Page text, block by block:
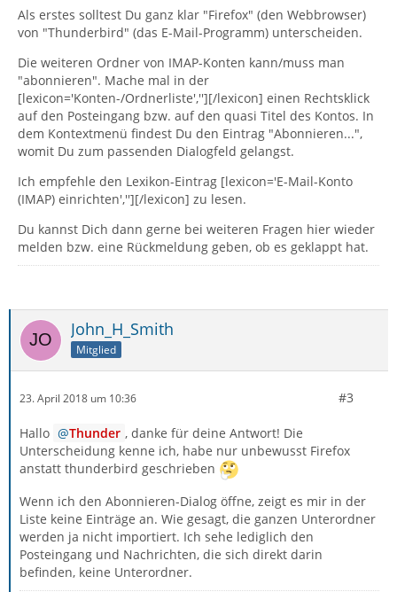
Als erstes solltest Du ganz klar "Firefox" (den Webbrowser)
von "Thunderbird" (das E-Mail-Programm) unterscheiden.
Die weiteren Ordner von IMAP-Konten kann/muss man
"abonnieren". Mache mal in der
[lexicon='Konten-/Ordnerliste',''][/lexicon] einen Rechtsklick
auf den Posteingang bzw. auf den quasi Titel des Kontos. In
dem Kontextmenü findest Du den Eintrag "Abonnieren...",
womit Du zum passenden Dialogfeld gelangst.
Ich empfehle den Lexikon-Eintrag [lexicon='E-Mail-Konto
(IMAP) einrichten',''][/lexicon] zu lesen.
Du kannst Dich dann gerne bei weiteren Fragen hier wieder
melden bzw. eine Rückmeldung geben, ob es geklappt hat.
John_H_Smith
Mitglied
23. April 2018 um 10:36 #3
Hallo Thunder , danke für deine Antwort! Die
Unterscheidung kenne ich, habe nur unbewusst Firefox
anstatt thunderbird geschrieben
Wenn ich den Abonnieren-Dialog öffne, zeigt es mir in der
Liste keine Einträge an. Wie gesagt, die ganzen Unterordner
werden ja nicht importiert. Ich sehe lediglich den
Posteingang und Nachrichten, die sich direkt darin
befinden, keine Unterordner.